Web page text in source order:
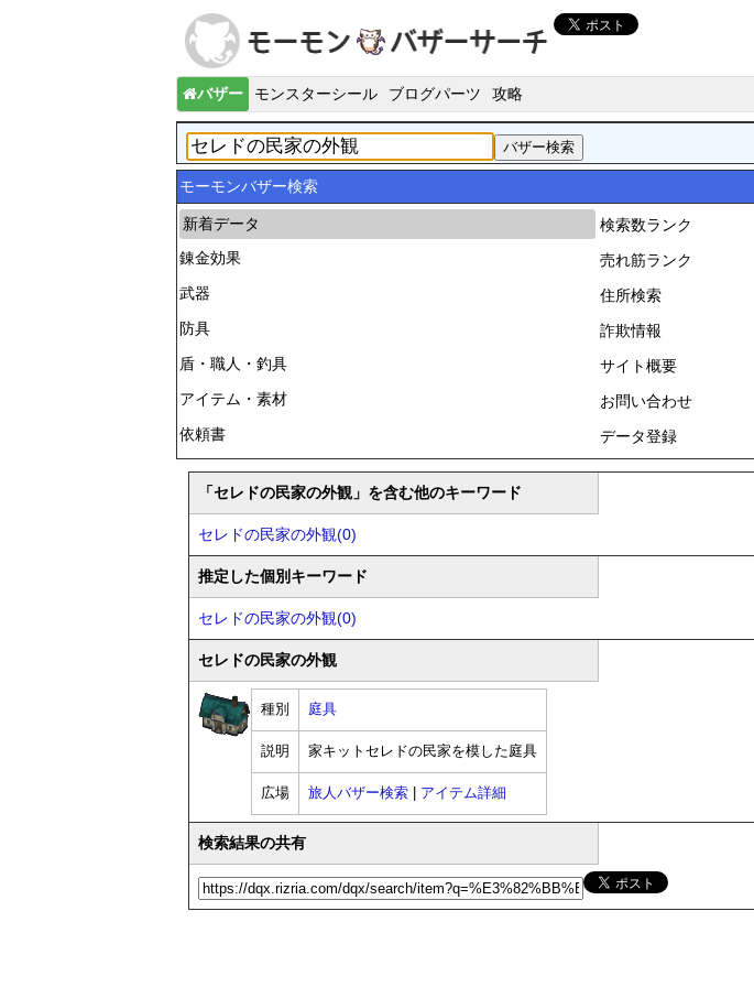
バザー モンスターシール ブログパーツ 攻略
モーモンバザー検索
新着データ
錬金効果
武器
防具
盾・職人・釣具
アイテム・素材
依頼書
検索数ランク
売れ筋ランク
住所検索
詐欺情報
サイト概要
お問い合わせ
データ登録
「セレドの民家の外観」を含む他のキーワード
セレドの民家の外観(0)
推定した個別キーワード
セレドの民家の外観(0)
セレドの民家の外観
種別 庭具
説明 家キットセレドの民家を模した庭具
広場 旅人バザー検索 アイテム詳細
検索結果の共有